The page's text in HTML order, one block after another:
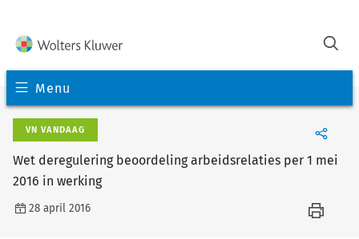
Menu
VN VANDAAG
Wet deregulering beoordeling arbeidsrelaties per 1 mei
2016 in werking
28 april 2016